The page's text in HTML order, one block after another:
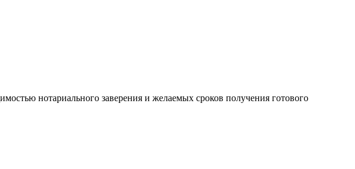
нотариального заверения и желаемых сроков получения готового